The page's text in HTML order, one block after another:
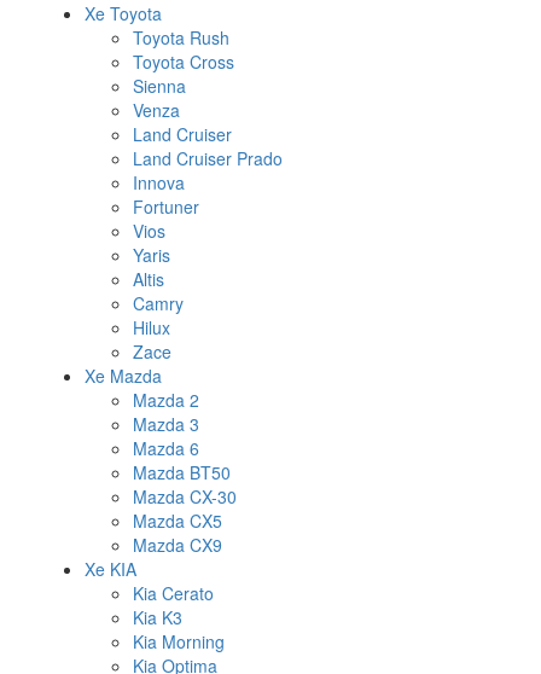
Xe Toyota
Toyota Rush
Toyota Cross
Sienna
Venza
Land Cruiser
Land Cruiser Prado
Innova
Fortuner
Vios
Yaris
Altis
Camry
Hilux
Zace
Xe Mazda
Mazda 2
Mazda 3
Mazda 6
Mazda BT50
Mazda CX-30
Mazda CX5
Mazda CX9
Xe KIA
Kia Cerato
Kia K3
Kia Morning
Kia Optima